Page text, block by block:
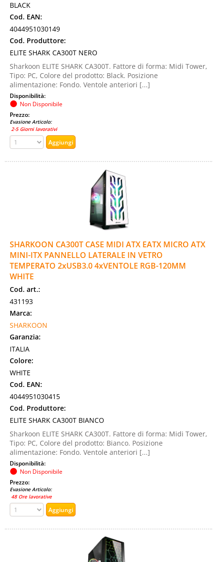
BLACK
Cod. EAN:
4044951030149
Cod. Produttore:
ELITE SHARK CA300T NERO
Sharkoon ELITE SHARK CA300T. Fattore di forma: Midi Tower,
Tipo: PC, Colore del prodotto: Black. Posizione
alimentazione: Fondo. Ventole anteriori [...]
Disponibilità:
Non Disponibile
Prezzo:
Evasione Articolo:
2-5 Giorni lavorativi
SHARKOON CA300T CASE MIDI ATX EATX MICRO ATX
MINI-ITX PANNELLO LATERALE IN VETRO
TEMPERATO 2xUSB3.0 4xVENTOLE RGB-120MM
WHITE
Cod. art.:
431193
Marca:
SHARKOON
Garanzia:
ITALIA
Colore:
WHITE
Cod. EAN:
4044951030415
Cod. Produttore:
ELITE SHARK CA300T BIANCO
Sharkoon ELITE SHARK CA300T. Fattore di forma: Midi Tower,
Tipo: PC, Colore del prodotto: Bianco. Posizione
alimentazione: Fondo. Ventole anteriori [...]
Disponibilità:
Non Disponibile
Prezzo:
Evasione Articolo:
48 Ore lavorative